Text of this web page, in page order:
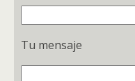
Tu mensaje